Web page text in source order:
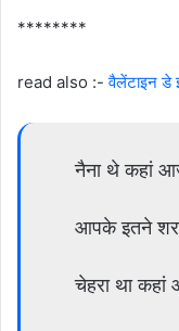
********
read also :-वैलेंटाइन डे
नैना थे कहां
आपके इतने
चेहरा था कहां